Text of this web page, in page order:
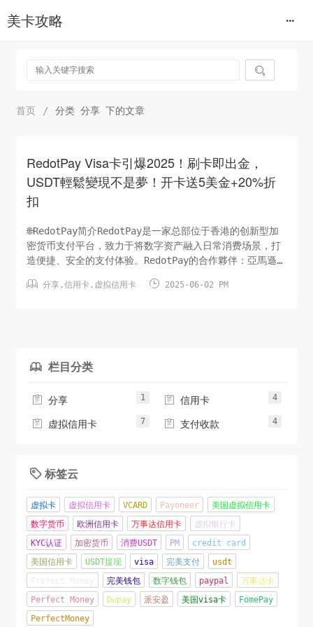
美卡攻略

首页 / 分类 分享 下的文章
RedotPay Visa卡引爆2025！刷卡即出金，
USDT輕鬆變現不是夢！开卡送5美金+20%折
扣
🌐RedotPay简介RedotPay是一家总部位于香港的创新型加
密货币支付平台，致力于将数字资产融入日常消费场景，打
造便捷、安全的支付体验。RedotPay的合作夥伴：亞馬遜、
此uscarder邀請链接https://url.hk/i/zh/tb3tj或輸
 分享,信用卡, 虚拟信用卡  2025-06-02 PM
 栏目分类
 分享 1  信用卡 4
 虚拟信用卡 7  支付收款 4
 标签云
虚拟卡 虚拟信用卡 VCARD Payoneer
美国虚拟信用卡
数字货币
欧洲信用卡 万事达信用卡
虚拟银行卡
KYC认证
加密货币 消费USDT PM
credit card
美国信用卡
USDT提现 visa 完美支付
usdt
完美钱包 数字钱包 paypal
万事达卡
Perfect Money
Dupay 派安盈 美国visa卡
FomePay
PerfectMoney